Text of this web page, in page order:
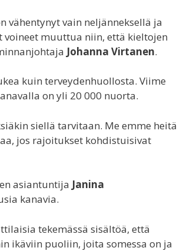
vähentynyt vain neljänneksellä ja
muuttua niin, että kieltojen
Johanna Virtanen.
kuin terveydenhuollosta. Viime
on yli 20 000 nuorta.
siellä tarvitaan. Me emme heitä
jos rajoitukset kohdistuisivat
asiantuntija Janina
kanavia.
tekemässä sisältöä, että
ikäviin puoliin, joita somessa on ja